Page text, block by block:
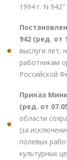
1994 г. N 942"
942 (ред. от
выслуги лет,
работникам
Российской
Приказ
(ред. от
области
(за
полевых
культурных